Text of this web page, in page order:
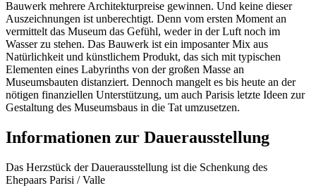
Bauwerk mehrere Architekturpreise gewinnen. Und keine dieser
Auszeichnungen ist unberechtigt. Denn vom ersten Moment an
vermittelt das Museum das Gefühl, weder in der Luft noch im
Wasser zu stehen. Das Bauwerk ist ein imposanter Mix aus
Natürlichkeit und künstlichem Produkt, das sich mit typischen
Elementen eines Labyrinths von der großen Masse an
Museumsbauten distanziert. Dennoch mangelt es bis heute an der
nötigen finanziellen Unterstützung, um auch Parisis letzte Ideen zur
Gestaltung des Museumsbaus in die Tat umzusetzen.
Informationen zur Dauerausstellung
Das Herzstück der Dauerausstellung ist die Schenkung des
Ehepaars Parisi / Valle